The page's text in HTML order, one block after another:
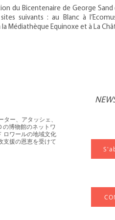
du Bicentenaire de George Sand
suivants : au Blanc à
Médiathèque Equinoxe et à La
ター、アタッシェ、
の博物館のネットワ
ロワールの地域文化
支援の恩恵を受けて